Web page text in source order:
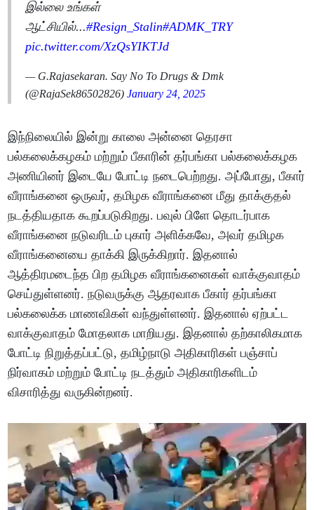
இல்லை உங்கள்
ஆட்சியில்...#Resign_Stalin#ADMK_TRY
pic.twitter.com/XzQsYIKTJd
— G.Rajasekaran. Say No To Drugs & Dmk
(@RajaSek86502826)January 24, 2025
இந்நிலையில் இன்று காலை அன்னை தெரசா
பல்கலைக்கழகம் மற்றும் பீகாரின் தர்பங்கா பல்கலைக்கழக
அணியினர் இடையே போட்டி நடைபெற்றது. அப்போது, பீகார்
வீராங்கனை ஒருவர், தமிழக வீராங்கனை மீது தாக்குதல்
நடத்தியதாக கூறப்படுகிறது. பவுல் பிளே தொடர்பாக
வீராங்கனை நடுவரிடம் புகார் அளிக்கவே, அவர் தமிழக
வீராங்கனையை தாக்கி இருக்கிறார். இதனால்
ஆத்திரமடைந்த பிற தமிழக வீராங்கனைகள் வாக்குவாதம்
செய்துள்ளனர். நடுவருக்கு ஆதரவாக பீகார் தர்பங்கா
பல்கலைக்க மாணவிகள் வந்துள்ளனர். இதனால் ஏற்பட்ட
வாக்குவாதம் மோதலாக மாறியது. இதனால் தற்காலிகமாக
போட்டி நிறுத்தப்பட்டு, தமிழ்நாடு அதிகாரிகள் பஞ்சாப்
நிர்வாகம் மற்றும் போட்டி நடத்தும் அதிகாரிகளிடம்
விசாரித்து வருகின்றனர்.